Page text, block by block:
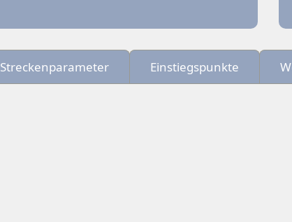
Streckenparameter Einstiegspunkte